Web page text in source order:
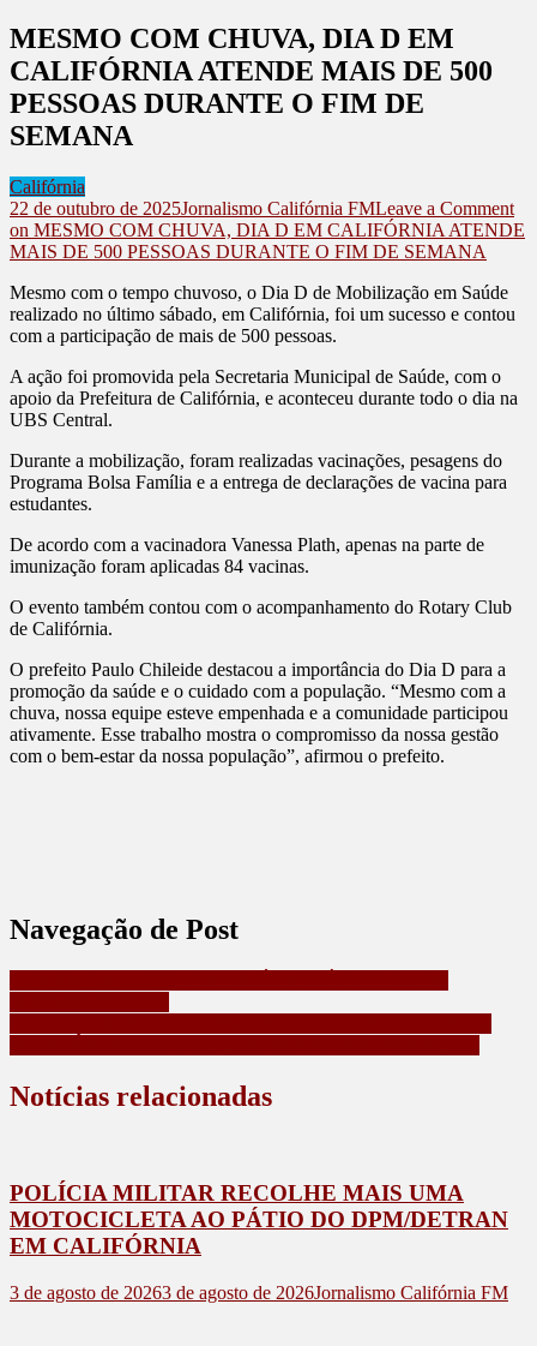
MESMO COM CHUVA, DIA D EM
CALIFÓRNIA ATENDE MAIS DE 500
PESSOAS DURANTE O FIM DE
SEMANA
Califórnia
22 de outubro de 2025Jornalismo Califórnia FMLeave a Comment
on MESMO COM CHUVA, DIA D EM CALIFÓRNIA ATENDE
MAIS DE 500 PESSOAS DURANTE O FIM DE SEMANA
Mesmo com o tempo chuvoso, o Dia D de Mobilização em Saúde
realizado no último sábado, em Califórnia, foi um sucesso e contou
com a participação de mais de 500 pessoas.
A ação foi promovida pela Secretaria Municipal de Saúde, com o
apoio da Prefeitura de Califórnia, e aconteceu durante todo o dia na
UBS Central.
Durante a mobilização, foram realizadas vacinações, pesagens do
Programa Bolsa Família e a entrega de declarações de vacina para
estudantes.
De acordo com a vacinadora Vanessa Plath, apenas na parte de
imunização foram aplicadas 84 vacinas.
O evento também contou com o acompanhamento do Rotary Club
de Califórnia.
O prefeito Paulo Chileide destacou a importância do Dia D para a
promoção da saúde e o cuidado com a população. “Mesmo com a
chuva, nossa equipe esteve empenhada e a comunidade participou
ativamente. Esse trabalho mostra o compromisso da nossa gestão
com o bem-estar da nossa população”, afirmou o prefeito.
Navegação de Post
Notícias relacionadas
POLÍCIA MILITAR RECOLHE MAIS UMA
MOTOCICLETA AO PÁTIO DO DPM/DETRAN
EM CALIFÓRNIA
3 de agosto de 20263 de agosto de 2026Jornalismo Califórnia FM